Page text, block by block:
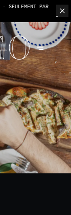
- SEULEMENT PAR